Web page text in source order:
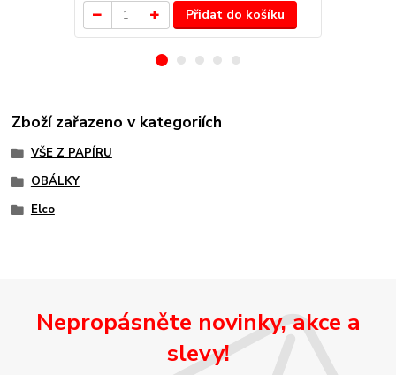
Přidat do košíku
Zboží zařazeno v kategoriích
VŠE Z PAPÍRU
OBÁLKY
Elco
Nepropásněte novinky, akce a
slevy!